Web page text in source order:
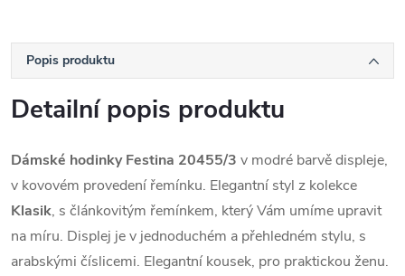
Popis produktu
Detailní popis produktu
Dámské hodinky Festina 20455/3 v modré barvě displeje,
v kovovém provedení řemínku. Elegantní styl z kolekce
Klasik, s článkovitým řemínkem, který Vám umíme upravit
na míru. Displej je v jednoduchém a přehledném stylu, s
arabskými číslicemi. Elegantní kousek, pro praktickou ženu.